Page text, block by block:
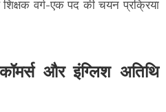
शिक्षक वर्ग-एक पद की चयन प्रक्रिया
और इंग्लिश अतिथि